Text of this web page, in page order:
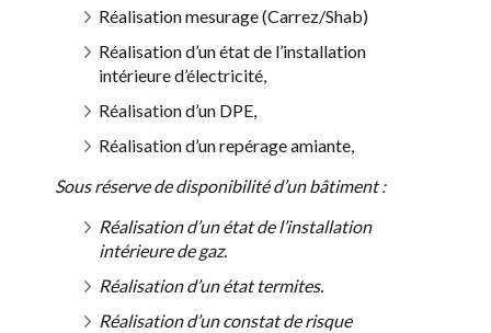
Réalisation mesurage (Carrez/Shab)
Réalisation d’un état de l’installation
intérieure d’électricité,
Réalisation d’un DPE,
Réalisation d’un repérage amiante,
Sous réserve de disponibilité d’un bâtiment :
Réalisation d’un état de l’installation
intérieure de gaz.
Réalisation d’un état termites.
Réalisation d’un constat de risque